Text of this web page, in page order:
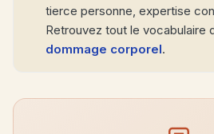
tierce personne, expertise
Retrouvez tout le vocabulaire
dommage corporel.